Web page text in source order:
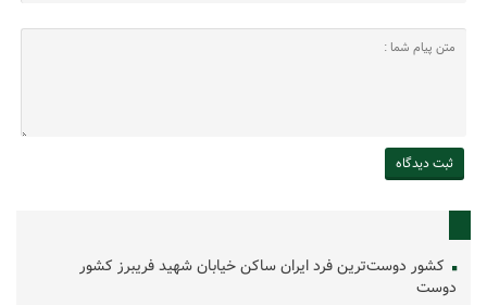
کشور دوست‌ترین فرد ایران ساکن خیابان شهید فریبرز کشور
دوست